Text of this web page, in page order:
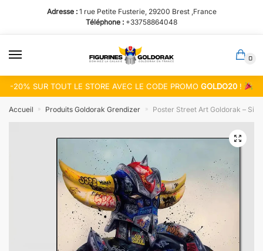
la
navigation
contenu
Adresse : 1 rue Petite Fusterie, 29200 Brest ,France
Téléphone : +33758864048
0
-20% SUR TOUT LE STORE AVEC LE CODE PROMOGOLDO20 !
Accueil » Produits Goldorak Grendizer » Poster Street Art Goldorak –